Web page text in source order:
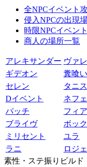
全NPCイベント
侵入NPCの出現
時限NPCイベン
商人の場所一覧
アレキサンダー ヴァ
ギデオン
糞喰い
セレン
タニス
Dイベント
ネフ
パッチ
フィア
ブライヴ
ボック
ミリセント
ユラ
ラニ
ロジ
素性・ステ振りビルド